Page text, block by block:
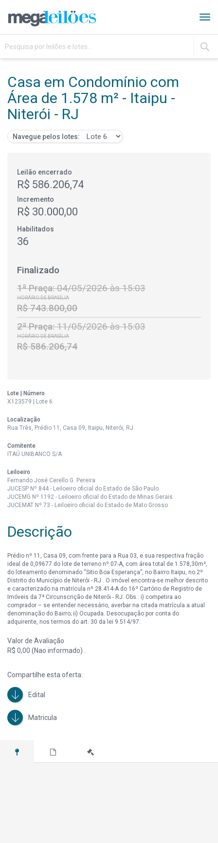
IR
Casa em Condomínio com
Área de 1.578 m² - Itaipu -
Niterói - RJ
Navegue pelos lotes:
Leilão encerrado
R$ 586.206,74
Incremento
R$ 30.000,00
Habilitados
36
Finalizado
1ª Praça:04/05/2026 às 15:03
HORÁRIO DE BRASÍLIA
R$ 743.800,00
2ª Praça:11/05/2026 às 15:03
HORÁRIO DE BRASÍLIA
R$ 586.206,74
Lote | Número
X123579 | Lote 6
Localização
Rua Três, Prédio 11, Casa 09, Itaipu, Niterói, RJ
Comitente
ITAÚ UNIBANCO S/A
Leiloeiro
Fernando José Cerello G. Pereira
JUCESP Nº 844 - Leiloeiro oficial do Estado de São Paulo
JUCEMG Nº 1192 - Leiloeiro oficial do Estado de Minas Gerais
JUCEMAT Nº 73 - Leiloeiro oficial do Estado de Mato Grosso
Descrição
Prédio nº 11, Casa 09, com frente para a Rua 03, e sua respectiva fração
ideal de 0,09677 do lote de terreno nº 07-A, com área total de 1.578,30m²,
do loteamento denominado “Sitio Boa Esperança”, no Bairro Itaipu, no 2º
Distrito do Município de Niterói - RJ . O imóvel encontra-se melhor descrito
e caracterizado na matrícula nº 28.414-A do 16º Cartório de Registro de
Imóveis da 7ª Circunscrição de Niterói - RJ. Obs.: i) competira ao
comprador – se entender necessário, averbar na citada matrícula a atual
denominação do Bairro; ii) Ocupada. Desocupação por conta do
adquirente, nos termos do art. 30 da lei 9.514/97.
Valor de Avaliação
R$ 0,00 (Nao informado) .
Compartilhe esta oferta:
Edital
Matricula